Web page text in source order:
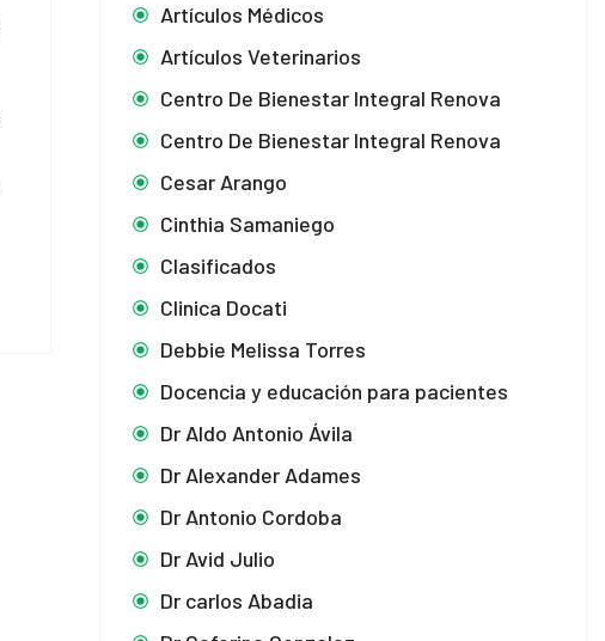
Artículos Médicos
Artículos Veterinarios
Centro De Bienestar Integral Renova
Centro De Bienestar Integral Renova
Cesar Arango
Cinthia Samaniego
Clasificados
Clinica Docati
Debbie Melissa Torres
Docencia y educación para pacientes
Dr Aldo Antonio Ávila
Dr Alexander Adames
Dr Antonio Cordoba
Dr Avid Julio
Dr carlos Abadia